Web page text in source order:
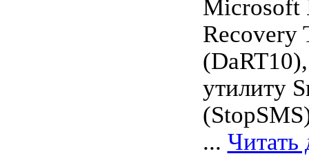
Microsoft
Recovery
утилиту
... Читать